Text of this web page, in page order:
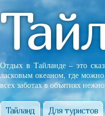
Отдых в Тайланде – это
ласковым океаном, где
всех заботах в объятиях
Тайланд Для туристов